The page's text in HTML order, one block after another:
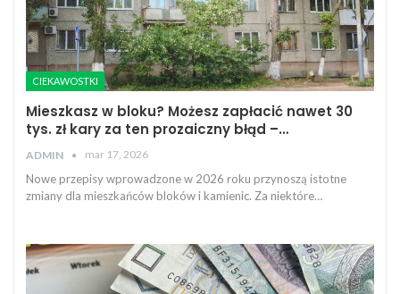
CIEKAWOSTKI
Mieszkasz w bloku? Możesz zapłacić nawet 30
tys. zł kary za ten prozaiczny błąd –…
ADMIN mar 17, 2026
Nowe przepisy wprowadzone w 2026 roku przynoszą istotne
zmiany dla mieszkańców bloków i kamienic. Za niektóre…